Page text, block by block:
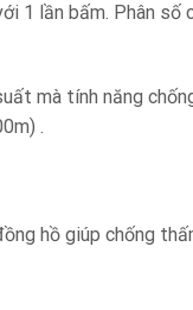
1 lần bấm. Phân
mà tính năng
.
hồ giúp chống